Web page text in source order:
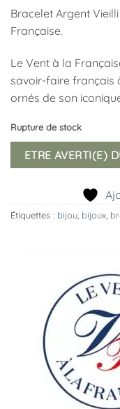
Bracelet Argent
Française.
Le Vent à la
savoir-faire français
ornés de son
Rupture de stock
ETRE AVERTI(E)
Étiquettes : bijou bijoux